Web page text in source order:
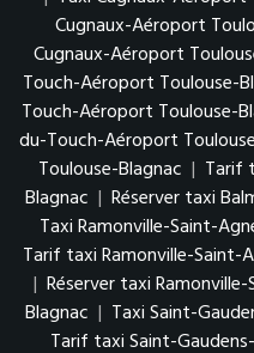
Cugnaux-Aéroport
Cugnaux-Aéroport
Touch-Aéroport Toulouse-
Touch-Aéroport Toulouse-
du-Touch-Aéroport
Toulouse-Blagnac | Tarif
Blagnac | Réserver taxi
Taxi Ramonville-Saint-
Tarif taxi Ramonville-Saint-
| Réserver taxi
Blagnac | Taxi Saint-
Tarif taxi Saint-